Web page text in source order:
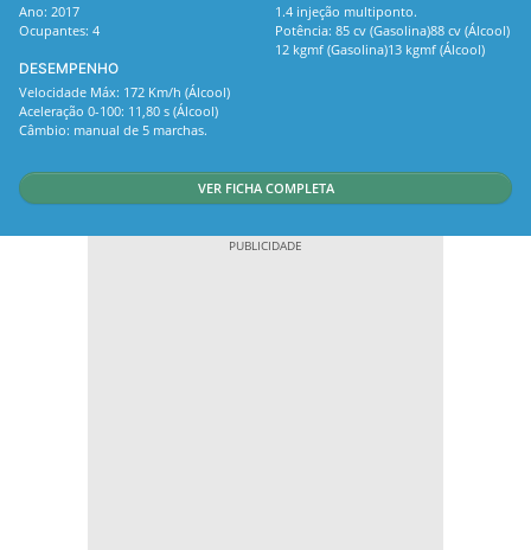
Ano: 2017
Ocupantes: 4
1.4 injeção multiponto.
Potência: 85 cv (Gasolina)88 cv (Álcool)
12 kgmf (Gasolina)13 kgmf (Álcool)
DESEMPENHO
Velocidade Máx: 172 Km/h (Álcool)
Aceleração 0-100: 11,80 s (Álcool)
Câmbio: manual de 5 marchas.
VER FICHA COMPLETA